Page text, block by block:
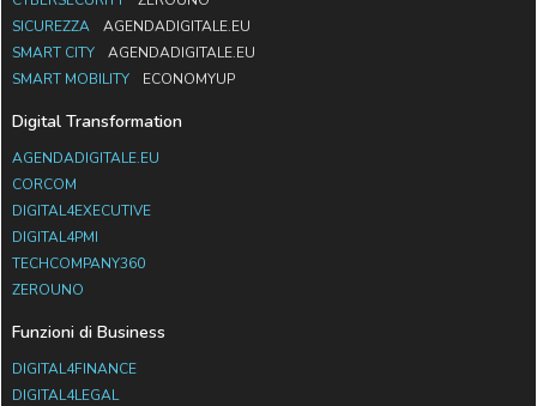
SICUREZZA
AGENDADIGITALE.EU
SMART CITY
AGENDADIGITALE.EU
SMART MOBILITY
ECONOMYUP
Digital Transformation
AGENDADIGITALE.EU
CORCOM
DIGITAL4EXECUTIVE
DIGITAL4PMI
TECHCOMPANY360
ZEROUNO
Funzioni di Business
DIGITAL4FINANCE
DIGITAL4LEGAL